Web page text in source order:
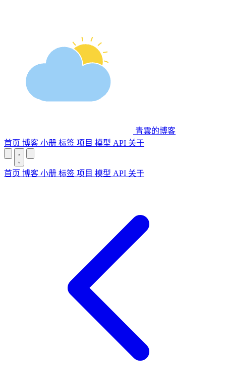
青雲的博客
首页 博客 小册 标签 项目 模型 API 关于
首页 博客 小册 标签 项目 模型 API 关于